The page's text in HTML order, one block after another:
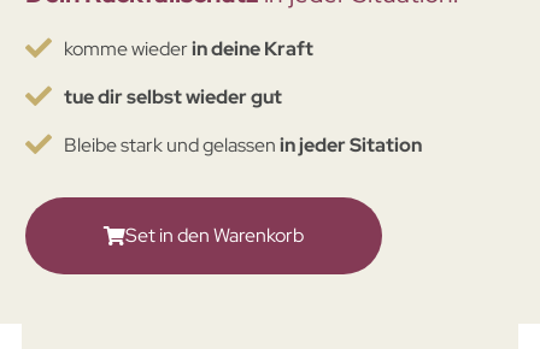
komme wiederin deine Kraft
tue dir selbst wieder gut
Bleibe stark und gelassenin jeder Sitation
Set in den Warenkorb